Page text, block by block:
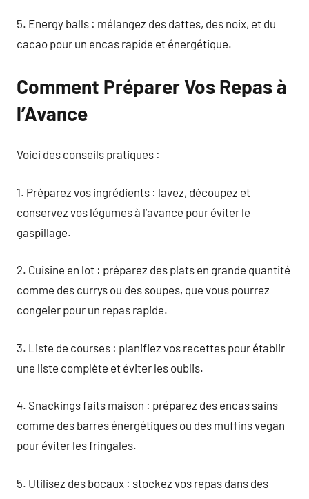
5. Energy balls : mélangez des dattes, des noix, et du
cacao pour un encas rapide et énergétique.
Comment Préparer Vos Repas à
l’Avance
Voici des conseils pratiques :
1. Préparez vos ingrédients : lavez, découpez et
conservez vos légumes à l’avance pour éviter le
gaspillage.
2. Cuisine en lot : préparez des plats en grande quantité
comme des currys ou des soupes, que vous pourrez
congeler pour un repas rapide.
3. Liste de courses : planifiez vos recettes pour établir
une liste complète et éviter les oublis.
4. Snackings faits maison : préparez des encas sains
comme des barres énergétiques ou des muffins vegan
pour éviter les fringales.
5. Utilisez des bocaux : stockez vos repas dans des